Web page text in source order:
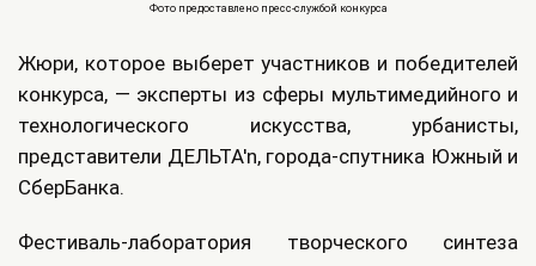
Фото предоставлено пресс-службой конкурса
Жюри, которое выберет участников и победителей
конкурса, — эксперты из сферы мультимедийного и
технологического искусства, урбанисты,
представители ДЕЛЬТА'n, города-спутника Южный и
СберБанка.
Фестиваль-лаборатория творческого синтеза